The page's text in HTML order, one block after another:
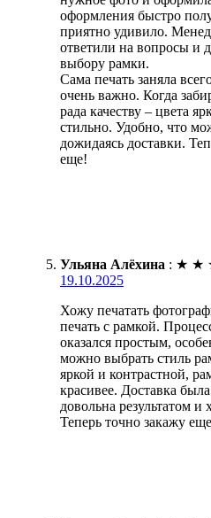
оформления быстро
приятно удивило.
ответили на вопросы и
выбору рамки.
Сама печать заняла
очень важно. Когда
рада качеству – цвета
стильно. Удобно, что
дожидаясь доставки.
еще!
Ульяна Алёхина : ★ ★
19.10.2025
Хожу печатать
печать с рамкой.
оказался простым,
можно выбрать стиль
яркой и контрастной,
красивее. Доставка
довольна результатом
Теперь точно закажу